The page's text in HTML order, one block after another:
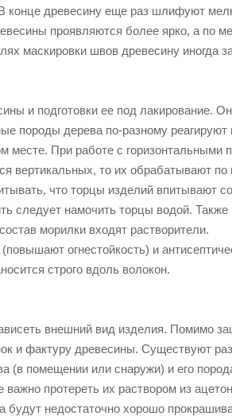
конце древесину еще раз шлифуют
проявляются более ярко, а по
маскировки швов древесину иногда
и подготовки ее под лакирование.
породы дерева по-разному реагируют
месте. При работе с горизонтальными
вертикальных, то их обрабатывают
что торцы изделий впитывают
следует намочить торцы водой.
морилки входят растворители.
огнестойкость) и
строго вдоль волокон.
внешний вид изделия. Помимо
и фактуру древесины. Существуют
(в помещении или снаружи) и его
протереть их раствором из
недостаточно хорошо